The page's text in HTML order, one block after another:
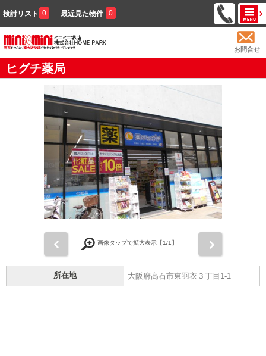
検討リスト 0 最近見た物件 0
お問合せ
ヒグチ薬局
画像タップで拡大表示【1/1】
所在地 大阪府高石市東羽衣３丁目1-1